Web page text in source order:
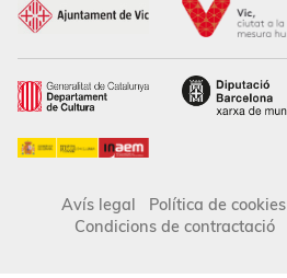
Avís legal Política de cookies
Condicions de contractació